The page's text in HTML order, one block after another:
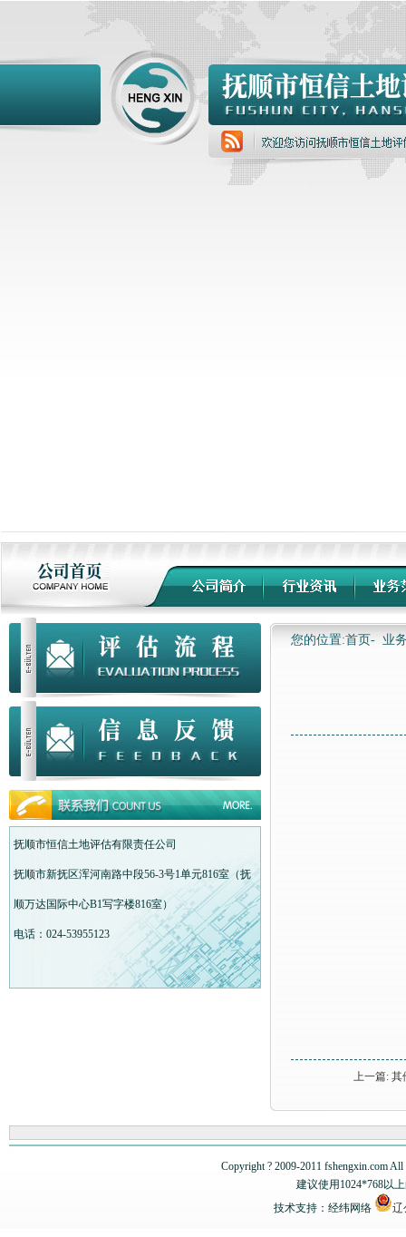
抚顺市恒信土地评估有限责任公司
抚顺市新抚区浑河南路中段56-3号1单元816室（抚
顺万达国际中心B1写字楼816室）
电话：024-53955123
您的位置:首页- 业
上一篇: 其
Copyright ? 2009-2011 fshengxin.com
建议使用1024*768以
技术支持：经纬网络
辽